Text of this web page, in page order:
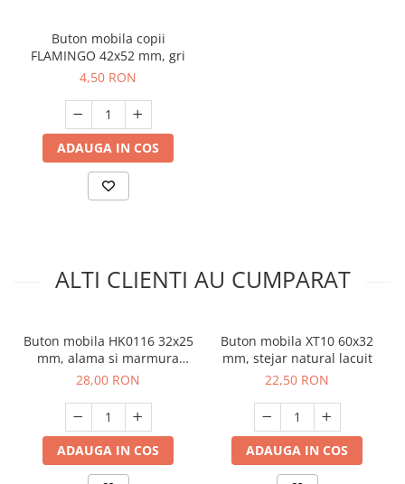
Buton mobila copii
FLAMINGO 42x52 mm, gri
4,50 RON
ADAUGA IN COS
ALTI CLIENTI AU CUMPARAT
Buton mobila HK0116 32x25
mm, alama si marmura
naturala
28,00 RON
ADAUGA IN COS
Buton mobila XT10 60x32
mm, stejar natural lacuit
22,50 RON
ADAUGA IN COS